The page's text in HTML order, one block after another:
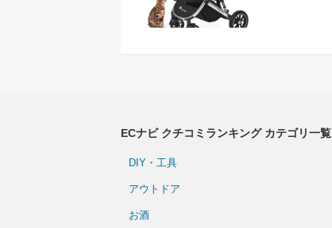
ECナビ クチコミランキング カテゴリ一覧
DIY・工具
アウトドア
お酒